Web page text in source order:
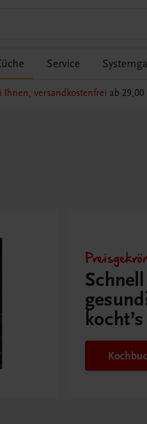
Service
Ihnen, versandkostenfrei ab 29,00
kocht’s